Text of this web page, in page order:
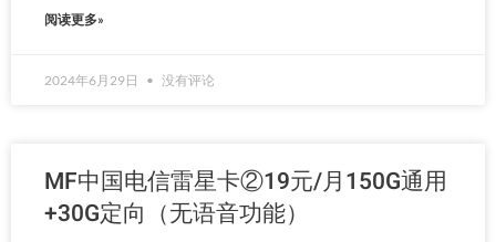
阅读更多»
2024年6月29日 没有评论
MF中国电信雷星卡②19元/月150G通用
+30G定向（无语音功能）